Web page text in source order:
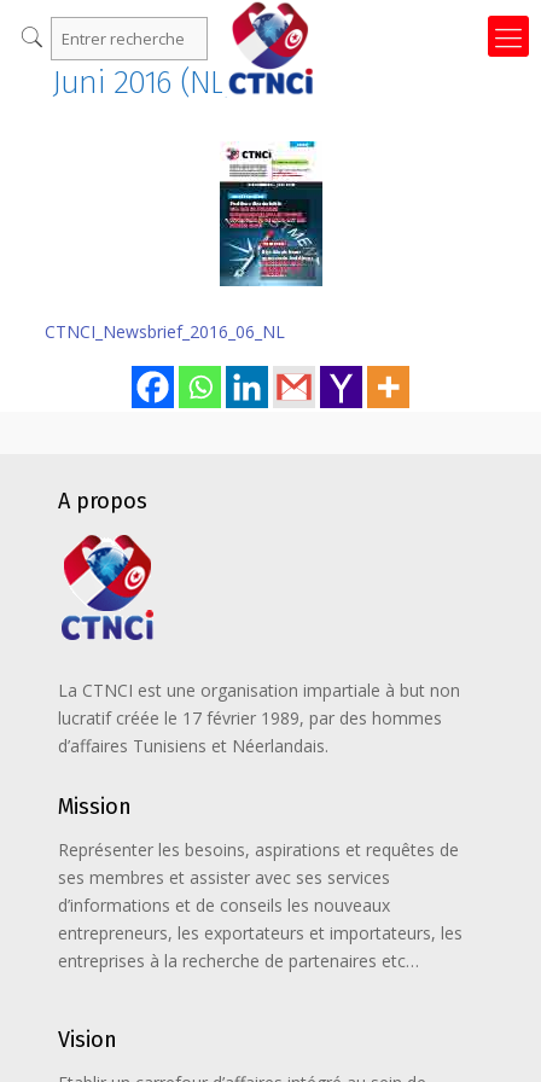
Juni 2016 (NL)
CTNCI_Newsbrief_2016_06_NL
A propos
La CTNCI est une organisation impartiale à but non
lucratif créée le 17 février 1989, par des hommes
d’affaires Tunisiens et Néerlandais.
Mission
Représenter les besoins, aspirations et requêtes de
ses membres et assister avec ses services
d’informations et de conseils les nouveaux
entrepreneurs, les exportateurs et importateurs, les
entreprises à la recherche de partenaires etc…
Vision